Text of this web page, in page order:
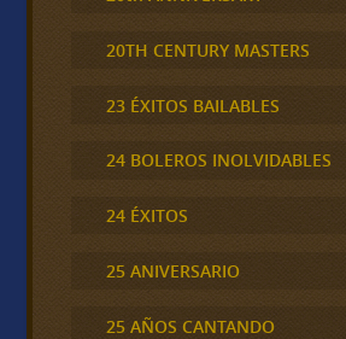
20TH CENTURY MASTERS
23 ÉXITOS BAILABLES
24 BOLEROS INOLVIDABLES
24 ÉXITOS
25 ANIVERSARIO
25 AÑOS CANTANDO